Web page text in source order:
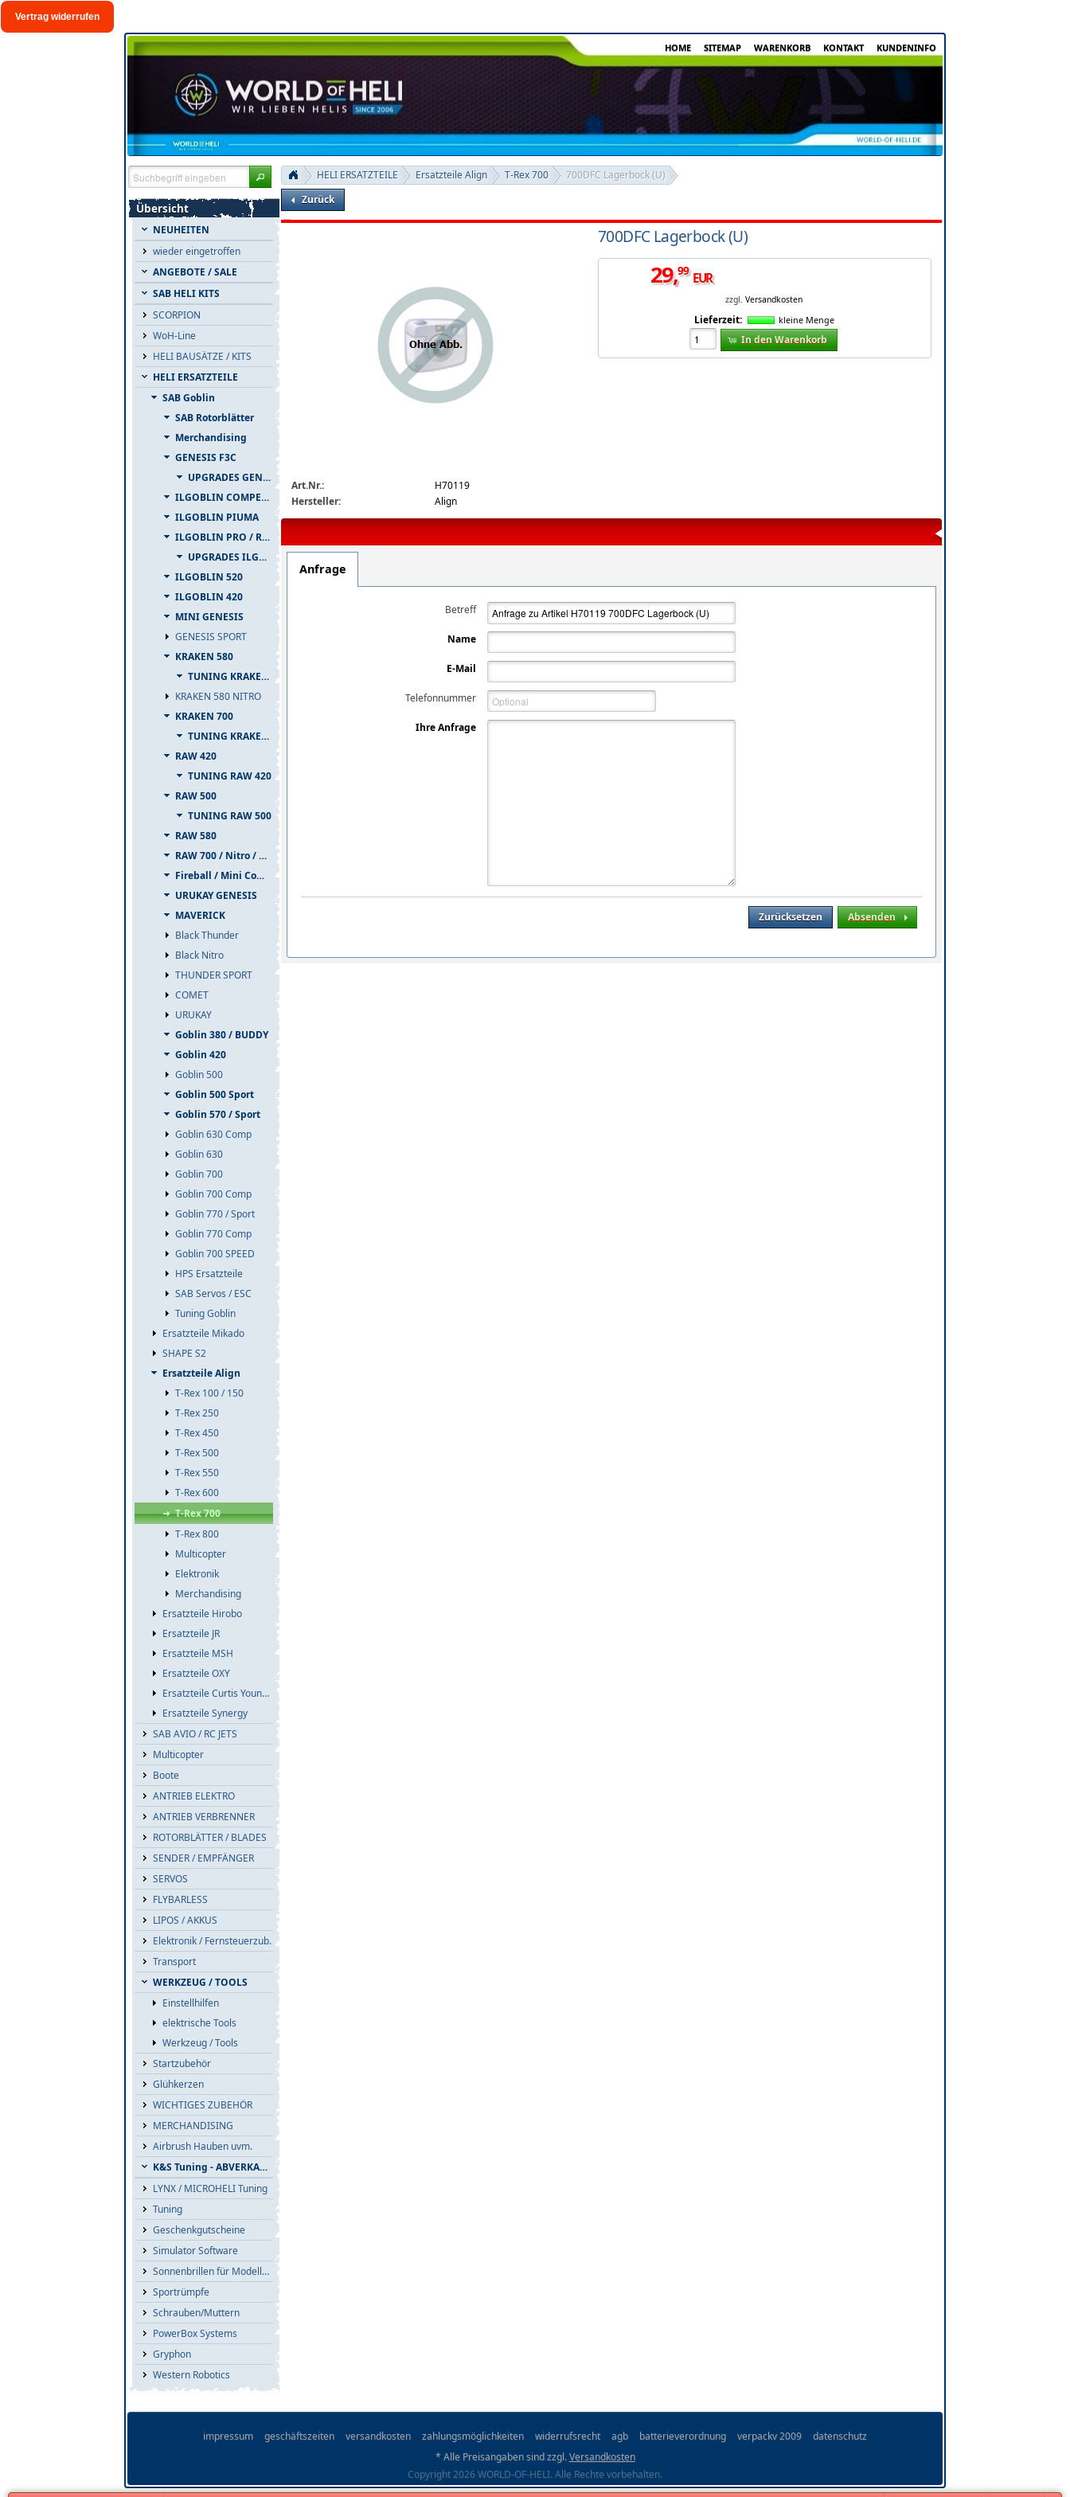
Vertrag widerrufen
HOME SITEMAP WARENKORB KONTAKT KUNDENINFO
Übersicht
NEUHEITEN
wieder eingetroffen
ANGEBOTE / SALE
SAB HELI KITS
SCORPION
WoH-Line
HELI BAUSÄTZE / KITS
HELI ERSATZTEILE
SAB Goblin
SAB Rotorblätter
Merchandising
GENESIS F3C
UPGRADES GENESIS F3C
ILGOBLIN COMPETIZIONE
ILGOBLIN PIUMA
ILGOBLIN PRO / RAW 700
UPGRADES ILGOBLIN PRO / RAW 700
ILGOBLIN 520
ILGOBLIN 420
MINI GENESIS
GENESIS SPORT
KRAKEN 580
TUNING KRAKEN 580
KRAKEN 580 NITRO
KRAKEN 700
TUNING KRAKEN 700
RAW 420
TUNING RAW 420
RAW 500
TUNING RAW 500
RAW 580
RAW 700 / Nitro / PIUMA
Fireball / Mini Comet
URUKAY GENESIS
MAVERICK
Black Thunder
Black Nitro
THUNDER SPORT
COMET
URUKAY
Goblin 380 / BUDDY
Goblin 420
Goblin 500
Goblin 500 Sport
Goblin 570 / Sport
Goblin 630 Comp
Goblin 630
Goblin 700
Goblin 700 Comp
Goblin 770 / Sport
Goblin 770 Comp
Goblin 700 SPEED
HPS Ersatzteile
SAB Servos / ESC
Tuning Goblin
Ersatzteile Mikado
SHAPE S2
Ersatzteile Align
T-Rex 100 / 150
T-Rex 250
T-Rex 450
T-Rex 500
T-Rex 550
T-Rex 600
T-Rex 700
T-Rex 800
Multicopter
Elektronik
Merchandising
Ersatzteile Hirobo
Ersatzteile JR
Ersatzteile MSH
Ersatzteile OXY
Ersatzteile Curtis Youngblood
Ersatzteile Synergy
SAB AVIO / RC JETS
Multicopter
Boote
ANTRIEB ELEKTRO
ANTRIEB VERBRENNER
ROTORBLÄTTER / BLADES
SENDER / EMPFÄNGER
SERVOS
FLYBARLESS
LIPOS / AKKUS
Elektronik / Fernsteuerzub.
Transport
WERKZEUG / TOOLS
Einstellhilfen
elektrische Tools
Werkzeug / Tools
Startzubehör
Glühkerzen
WICHTIGES ZUBEHÖR
MERCHANDISING
Airbrush Hauben uvm.
K&S Tuning - ABVERKAUF
LYNX / MICROHELI Tuning
Tuning
Geschenkgutscheine
Simulator Software
Sonnenbrillen für Modellflieger
Sportrümpfe
Schrauben/Muttern
PowerBox Systems
Gryphon
Western Robotics
HELI ERSATZTEILE Ersatzteile Align T-Rex 700
700DFC Lagerbock (U)
Zurück
Art.Nr.:
H70119
Hersteller:
Align
700DFC Lagerbock (U)
29,99 EUR
zzgl. Versandkosten
Lieferzeit: kleine Menge
In den Warenkorb
Anfrage
Betreff
Name
E-Mail
Telefonnummer
Ihre Anfrage
Zurücksetzen Absenden
impressum geschäftszeiten versandkosten zahlungsmöglichkeiten widerrufsrecht agb batterieverordnung verpackv 2009
datenschutz
* Alle Preisangaben sind zzgl.Versandkosten
Copyright 2026 WORLD-OF-HELI. Alle Rechte vorbehalten.